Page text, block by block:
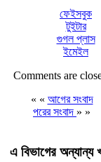
ফেইসবুক
টুইটার
গুগল প্লাস
ইমেইল
Comments are
« « আগের সংবাদ
পরের সংবাদ » »
এ বিভাগের অন্যান্য